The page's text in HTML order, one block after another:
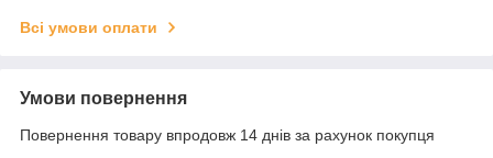
Всі умови оплати
Умови повернення
Повернення товару впродовж 14 днів за рахунок покупця